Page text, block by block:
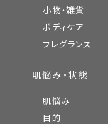
小物・雑貨
ボディケア
フレグランス
肌悩み・状態
肌悩み
目的